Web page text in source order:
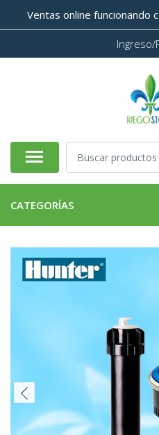
Ventas online funcionando
Ingreso/
CATEGORÍAS